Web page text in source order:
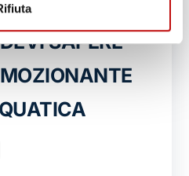
TUTTO
SAPERE